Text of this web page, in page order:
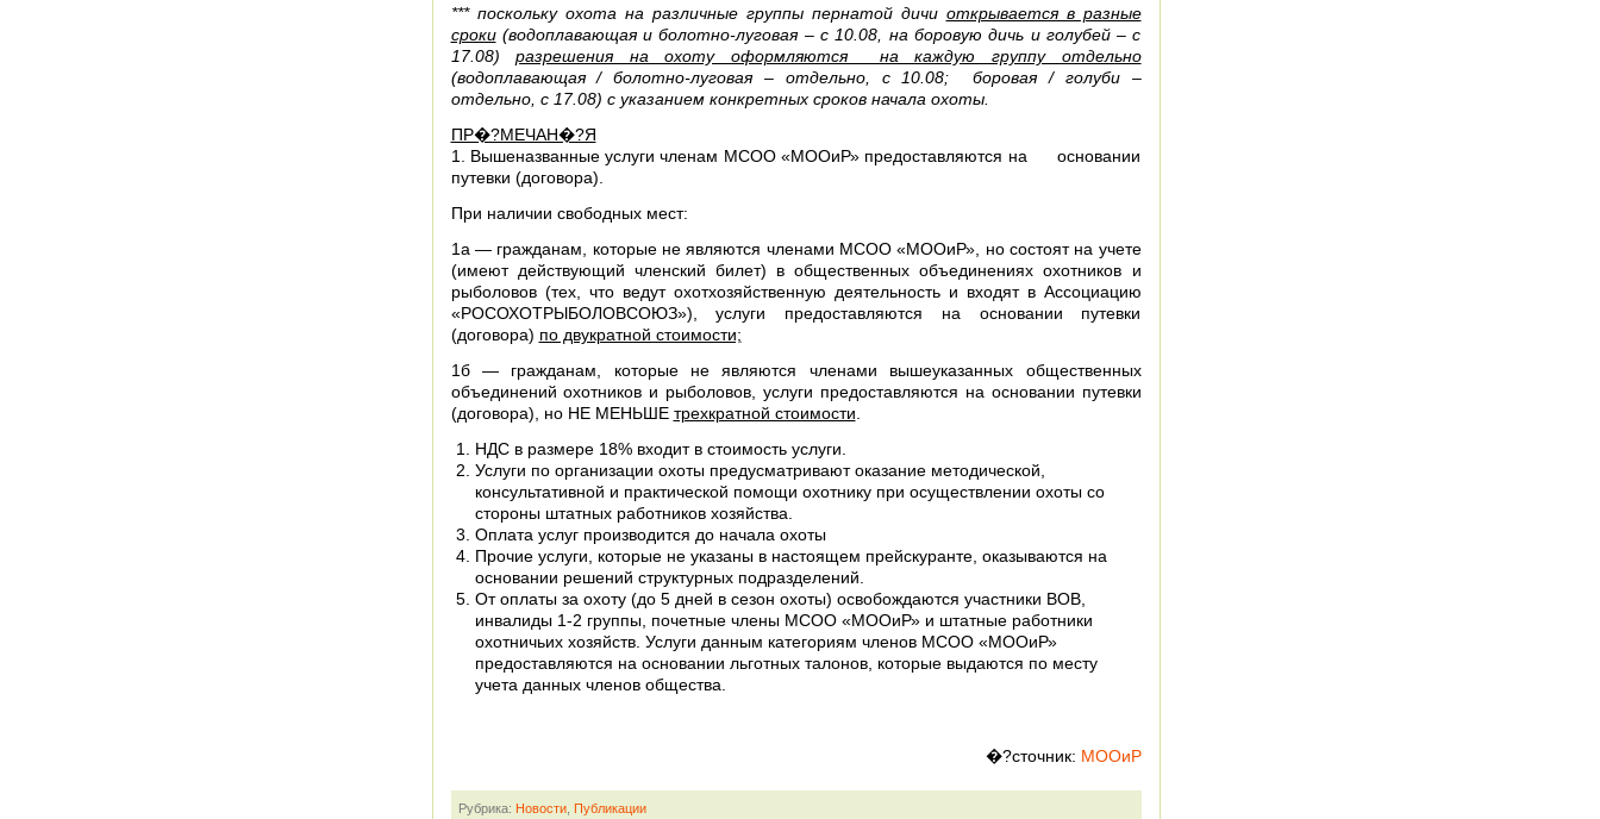
*** поскольку охота на различные группы пернатой дичи открывается в разные
сроки(водоплавающая и болотно-луговая – с 10.08, на боровую дичь и голубей – с
17.08)разрешения на охоту оформляются на каждую группу отдельно
(водоплавающая / болотно-луговая – отдельно, с 10.08; боровая / голуби –
отдельно, с 17.08) с указанием конкретных сроков начала охоты.
ПР�?МЕЧАН�?Я
1. Вышеназванные услуги членам МСОО «МООиР» предоставляются на основании
путевки (договора).
При наличии свободных мест:
1а — гражданам, которые не являются членами МСОО «МООиР», но состоят на учете
(имеют действующий членский билет) в общественных объединениях охотников и
рыболовов (тех, что ведут охотхозяйственную деятельность и входят в Ассоциацию
«РОСОХОТРЫБОЛОВСОЮЗ»), услуги предоставляются на основании путевки
(договора) по двукратной стоимости;
1б — гражданам, которые не являются членами вышеуказанных общественных
объединений охотников и рыболовов, услуги предоставляются на основании путевки
(договора), но НЕ МЕНЬШЕ трехкратной стоимости
НДС в размере 18% входит в стоимость услуги.
Услуги по организации охоты предусматривают оказание методической,
консультативной и практической помощи охотнику при осуществлении охоты со
стороны штатных работников хозяйства.
Оплата услуг производится до начала охоты
Прочие услуги, которые не указаны в настоящем прейскуранте, оказываются на
основании решений структурных подразделений.
От оплаты за охоту (до 5 дней в сезон охоты) освобождаются участники ВОВ,
инвалиды 1-2 группы, почетные члены МСОО «МООиР» и штатные работники
охотничьих хозяйств. Услуги данным категориям членов МСОО «МООиР»
предоставляются на основании льготных талонов, которые выдаются по месту
учета данных членов общества.
�?сточник: МООиР
Рубрика: Новости, Публикации